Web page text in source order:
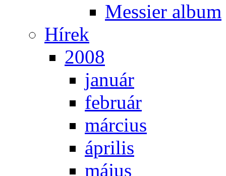
Mes­si­er al­bum
Hí­rek
2008
ja­nu­ár
feb­ru­ár
már­ci­us
áp­ri­lis
má­jus